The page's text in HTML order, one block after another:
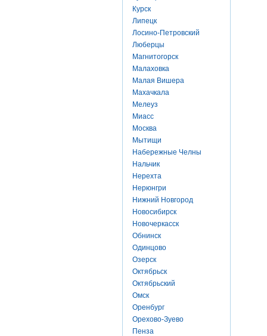
Курск
Липецк
Лосино-Петровский
Люберцы
Магнитогорск
Малаховка
Малая Вишера
Махачкала
Мелеуз
Миасс
Москва
Мытищи
Набережные Челны
Нальчик
Нерехта
Нерюнгри
Нижний Новгород
Новосибирск
Новочеркасск
Обнинск
Одинцово
Озерск
Октябрьск
Октябрьский
Омск
Оренбург
Орехово-Зуево
Пенза